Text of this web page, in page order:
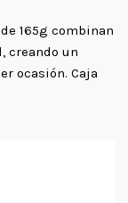
165g combinan
creando un
ocasión. Caja